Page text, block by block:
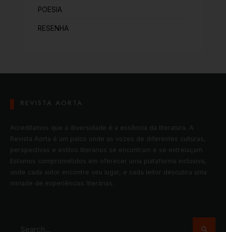
POESIA
RESENHA
REVISTA AORTA
Acreditamos que a diversidade é a essência da literatura. A
Revista Aorta é um palco onde as vozes de diferentes culturas,
perspectivas e estilos literários se encontram e se entrelaçam.
Estamos comprometidos em oferecer uma plataforma inclusiva,
onde cada autor encontre seu lugar, e cada leitor descubra uma
miríade de experiências literárias.